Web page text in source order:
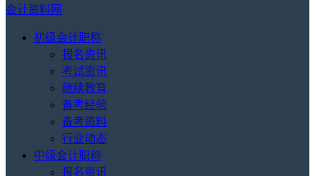
会计资料网
初级会计职称
报名资讯
考试资讯
继续教育
备考经验
备考资料
行业动态
中级会计职称
报名资讯